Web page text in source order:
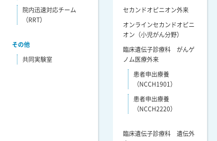
院内迅速対応チーム
（RRT）
その他
共同実験室
セカンドオピニオン外来
オンラインセカンドオピニ
オン（小児がん分野）
臨床遺伝子診療科 がんゲ
ノム医療外来
患者申出療養
（NCCH1901）
患者申出療養
（NCCH2220）
臨床遺伝子診療科 遺伝外